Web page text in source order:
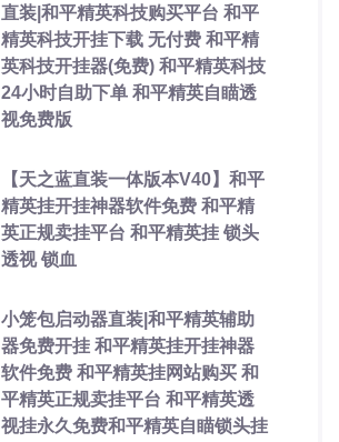
直装|和平精英科技购买平台 和平
精英科技开挂下载 无付费 和平精
英科技开挂器(免费) 和平精英科技
24小时自助下单 和平精英自瞄透
视免费版
【天之蓝直装一体版本V40】和平
精英挂开挂神器软件免费 和平精
英正规卖挂平台 和平精英挂 锁头
透视 锁血
小笼包启动器直装|和平精英辅助
器免费开挂 和平精英挂开挂神器
软件免费 和平精英挂网站购买 和
平精英正规卖挂平台 和平精英透
视挂永久免费和平精英自瞄锁头挂